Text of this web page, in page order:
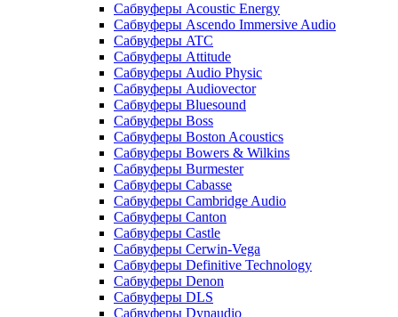
Сабвуферы Acoustic Energy
Сабвуферы Ascendo Immersive Audio
Сабвуферы ATC
Сабвуферы Attitude
Сабвуферы Audio Physic
Сабвуферы Audiovector
Сабвуферы Bluesound
Сабвуферы Boss
Сабвуферы Boston Acoustics
Сабвуферы Bowers & Wilkins
Сабвуферы Burmester
Сабвуферы Cabasse
Сабвуферы Cambridge Audio
Сабвуферы Canton
Сабвуферы Castle
Сабвуферы Cerwin-Vega
Сабвуферы Definitive Technology
Сабвуферы Denon
Сабвуферы DLS
Сабвуферы Dynaudio